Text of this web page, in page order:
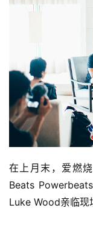
在上月末，爱燃
Beats
Luke Wood亲临现